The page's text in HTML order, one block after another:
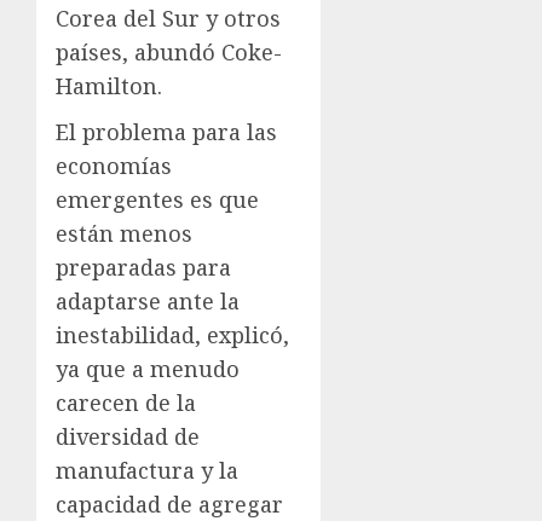
Corea del Sur y otros
países, abundó Coke-
Hamilton.
El problema para las
economías
emergentes es que
están menos
preparadas para
adaptarse ante la
inestabilidad, explicó,
ya que a menudo
carecen de la
diversidad de
manufactura y la
capacidad de agregar